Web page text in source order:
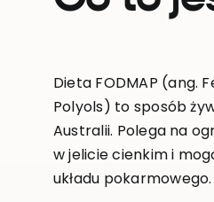
Dieta FODMAP (ang.
Polyols) to sposób
Australii. Polega na
w jelicie cienkim i
układu pokarmowego.